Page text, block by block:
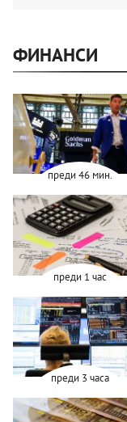
ФИНАНСИ
преди 46 мин.
преди 1 час
преди 3 часа